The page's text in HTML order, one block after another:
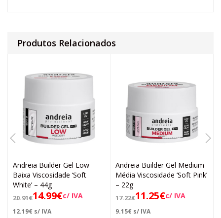
Produtos Relacionados
Andreia Builder Gel Low
Baixa Viscosidade ‘Soft
White’ – 44g
20.91€14.99€c/ IVA
12.19€ s/ IVA
Andreia Builder Gel Medium
Média Viscosidade ‘Soft Pink’
– 22g
17.22€11.25€c/ IVA
9.15€ s/ IVA